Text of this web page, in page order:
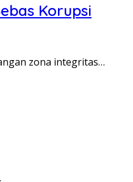
Korupsi
zona integritas…